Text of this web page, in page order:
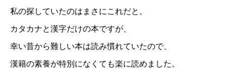
私の探していたのはまさにこれだと。
カタカナと漢字だけの本ですが、
幸い昔から難しい本は読み慣れていたので、
漢籍の素養が特別になくても楽に読めました。